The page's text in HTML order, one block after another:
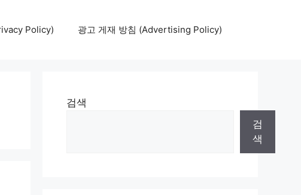
Policy) 광고 게재 방침 (Advertising Policy)
검색
검
색